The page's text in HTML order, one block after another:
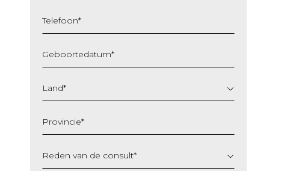
Telefoon*
Geboortedatum*
slash
MM
JJJJ
Land*
Provincie*
Reden van de consult*